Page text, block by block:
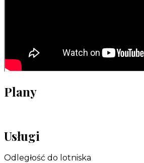
Plany
Usługi
Odległość do lotniska